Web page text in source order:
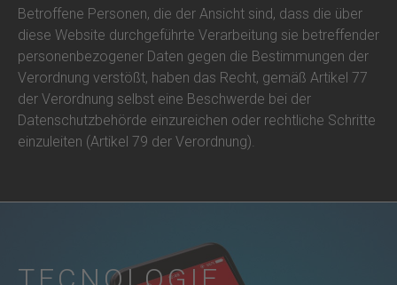
Betroffene Personen, die der Ansicht sind, dass die über
diese Website durchgeführte Verarbeitung sie betreffender
personenbezogener Daten gegen die Bestimmungen der
Verordnung verstößt, haben das Recht, gemäß Artikel 77
der Verordnung selbst eine Beschwerde bei der
Datenschutzbehörde einzureichen oder rechtliche Schritte
einzuleiten (Artikel 79 der Verordnung).